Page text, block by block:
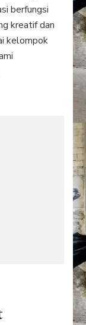
berfungsi
kreatif dan
kelompok